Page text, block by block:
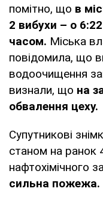
помітно, що в
2 вибухи – о
часом. Міська
повідомила, що
водоочищення
визнали, що на
обвалення цеху.
Супутникові
станом на ранок
нафтохімічного
сильна пожежа.